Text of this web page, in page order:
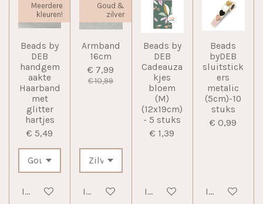
Meerdere
kleuren!
Beads by
DEB
handgem
aakte
Haarband
met
glitter
hartjes
€ 5,49
In winkelwagen
Goud &
zilver
Armband
16cm
€ 7,99
€ 10,99
In winkelwagen
Beads by
DEB
Cadeauza
kjes
bloem
(M)
(12x19cm)
- 5 stuks
€ 1,39
In winkelwagen
Beads
byDEB
sluitstick
ers
metalic
(5cm)-10
stuks
€ 0,99
In